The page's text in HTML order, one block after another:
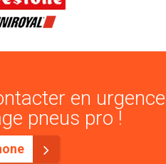
en urgence
pneus pro !